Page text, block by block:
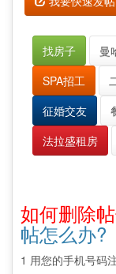
找房子 曼
SPA招工
征婚交友
法拉盛租房
如何删除
帖怎么办?
1 用您的手机号码